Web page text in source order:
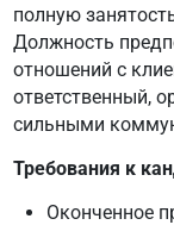
полную
Должность
отношений с
ответственный,
сильными
Требования к
Оконченное